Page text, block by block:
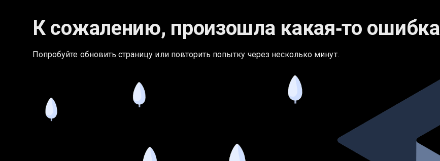
К сожалению, произошла какая‑то ошибка
Попробуйте обновить страницу или повторить попытку через несколько минут.